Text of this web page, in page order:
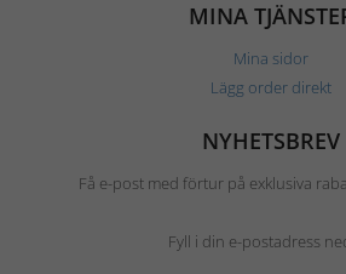
MINA
Mina sidor
Lägg order direkt
NYHETSBREV
Få e-post med förtur på exklusiva
Fyll i din e-postadress